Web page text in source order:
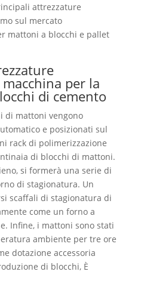
attrezzature
sul mercato
mattoni a blocchi e pallet
per la
di cemento
di mattoni vengono
e posizionati sul
rack di polimerizzazione
di blocchi di mattoni.
si formerà una serie di
di stagionatura. Un
scaffali di stagionatura di
come un forno a
Infine, i mattoni sono stati
ambiente per tre ore
dotazione accessoria
di blocchi, È